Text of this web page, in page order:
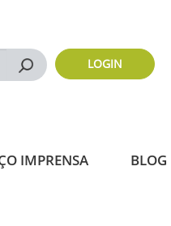
Buscar LOGIN
IMPRENSA BLOG